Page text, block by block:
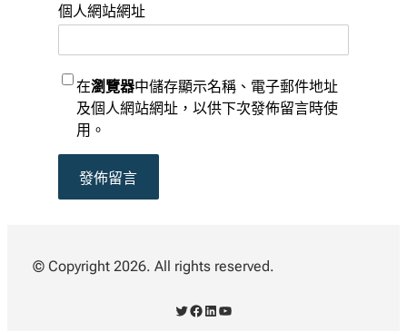
個人網站網址
在瀏覽器中儲存顯示名稱、電子郵件地址
及個人網站網址，以供下次發佈留言時使
用。
© Copyright 2026. All rights reserved.
X Facebook LinkedIn YouTube